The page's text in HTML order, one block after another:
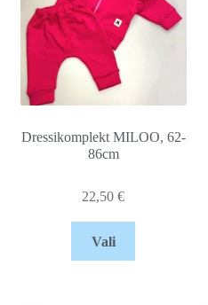
Dressikomplekt MILOO, 62-
86cm
22,50€
Vali